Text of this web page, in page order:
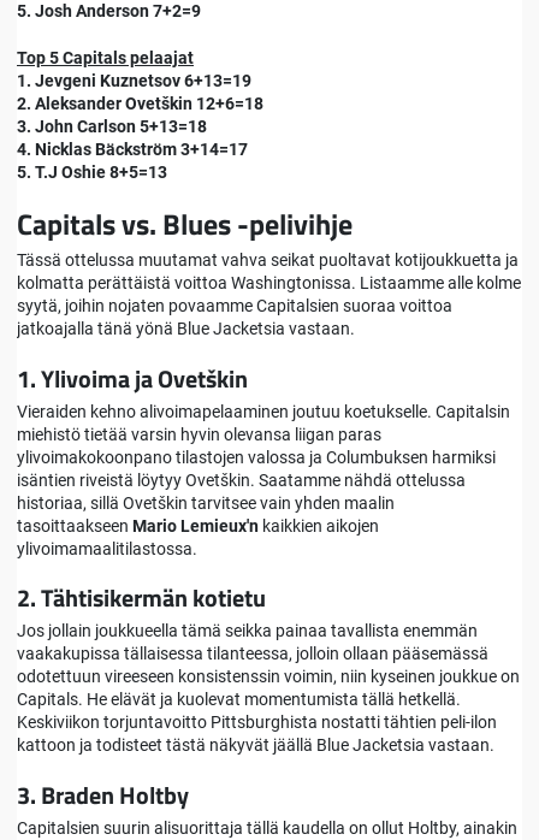
5. Josh Anderson 7+2=9
Top 5 Capitals pelaajat
1. Jevgeni Kuznetsov 6+13=19
2. Aleksander Ovetškin 12+6=18
3. John Carlson 5+13=18
4. Nicklas Bäckström 3+14=17
5. T.J Oshie 8+5=13
Capitals vs. Blues -pelivihje
Tässä ottelussa muutamat vahva seikat puoltavat kotijoukkuetta ja
kolmatta perättäistä voittoa Washingtonissa. Listaamme alle kolme
syytä, joihin nojaten povaamme Capitalsien suoraa voittoa
jatkoajalla tänä yönä Blue Jacketsia vastaan.
1. Ylivoima ja Ovetškin
Vieraiden kehno alivoimapelaaminen joutuu koetukselle. Capitalsin
miehistö tietää varsin hyvin olevansa liigan paras
ylivoimakokoonpano tilastojen valossa ja Columbuksen harmiksi
isäntien riveistä löytyy Ovetškin. Saatamme nähdä ottelussa
historiaa, sillä Ovetškin tarvitsee vain yhden maalin
tasoittaakseen Mario Lemieux'n kaikkien aikojen
ylivoimamaalitilastossa.
2. Tähtisikermän kotietu
Jos jollain joukkueella tämä seikka painaa tavallista enemmän
vaakakupissa tällaisessa tilanteessa, jolloin ollaan pääsemässä
odotettuun vireeseen konsistenssin voimin, niin kyseinen joukkue on
Capitals. He elävät ja kuolevat momentumista tällä hetkellä.
Keskiviikon torjuntavoitto Pittsburghista nostatti tähtien peli-ilon
kattoon ja todisteet tästä näkyvät jäällä Blue Jacketsia vastaan.
3. Braden Holtby
Capitalsien suurin alisuorittaja tällä kaudella on ollut Holtby, ainakin